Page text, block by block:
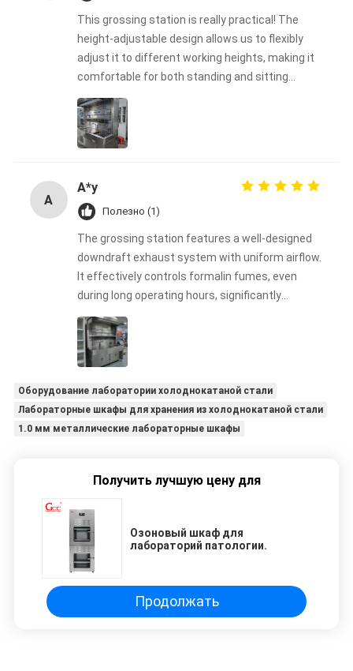
This grossing station is really practical! The
height-adjustable design allows us to flexibly
adjust it to different working heights, making it
comfortable for both standing and sitting
operations, greatly reducing operator fatigue.
The tabletop is sturdy and durable, and the
material is easy to clean, making it perfect for
frequent use in our laboratory. The overall
simple to install. Highly recommended for
laboratories or production environments that
A
A*y
Полезно (1)
The grossing station features a well-designed
downdraft exhaust system with uniform airflow.
It effectively controls formalin fumes, even
during long operating hours, significantly
improving laboratory safety.
Оборудование лаборатории холоднокатаной стали
Лабораторные шкафы для хранения из холоднокатаной стали
1.0 мм металлические лабораторные шкафы
Получить лучшую цену для
Озоновый шкаф для
лабораторий патологии.
Продолжать